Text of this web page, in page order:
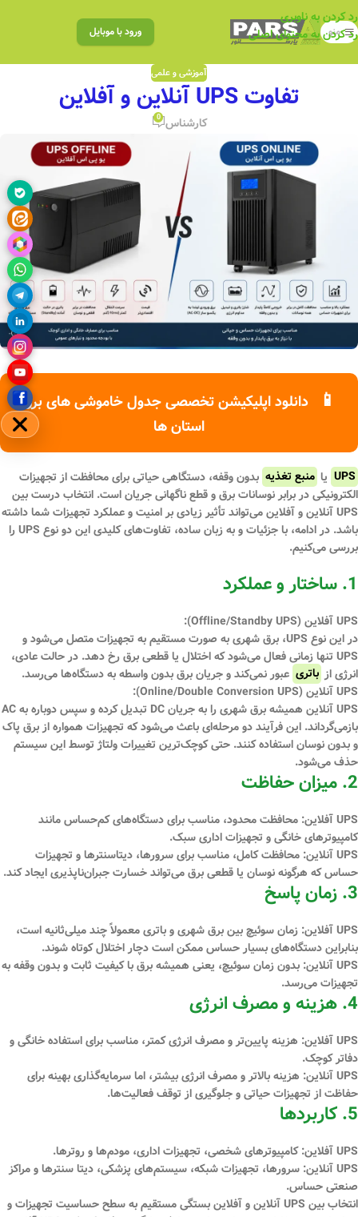
رد کردن به ناوبری
رد کردن به محتوای اصلی
منو ورود با موبایل
آموزشی و علمی
تفاوت UPS آنلاین و آفلاین
کارشناس 0
📱
دانلود اپلیکیشن تخصصی جدول خاموشی های برق
استان ها
UPS یا منبع تغذیه بدون وقفه، دستگاهی حیاتی برای محافظت از تجهیزات
الکترونیکی در برابر نوسانات برق و قطع ناگهانی جریان است. انتخاب درست بین
UPS آنلاین و آفلاین می‌تواند تأثیر زیادی بر امنیت و عملکرد تجهیزات شما داشته
باشد. در ادامه، با جزئیات و به زبان ساده، تفاوت‌های کلیدی این دو نوع UPS را
بررسی می‌کنیم.
1. ساختار و عملکرد
UPS آفلاین (Offline/Standby UPS):
در این نوع UPS، برق شهری به صورت مستقیم به تجهیزات متصل می‌شود و
UPS تنها زمانی فعال می‌شود که اختلال یا قطعی برق رخ دهد. در حالت عادی،
انرژی از باتری عبور نمی‌کند و جریان برق بدون واسطه به دستگاه‌ها می‌رسد.
UPS آنلاین (Online/Double Conversion UPS):
UPS آنلاین همیشه برق شهری را به جریان DC تبدیل کرده و سپس دوباره به AC
بازمی‌گرداند. این فرآیند دو مرحله‌ای باعث می‌شود که تجهیزات همواره از برق پاک
و بدون نوسان استفاده کنند. حتی کوچک‌ترین تغییرات ولتاژ توسط این سیستم
حذف می‌شود.
2. میزان حفاظت
UPS آفلاین:
محافظت محدود، مناسب برای دستگاه‌های کم‌حساس مانند
کامپیوترهای خانگی و تجهیزات اداری سبک.
UPS آنلاین:
محافظت کامل، مناسب برای سرورها، دیتاسنترها و تجهیزات
حساس که هرگونه نوسان یا قطعی برق می‌تواند خسارت جبران‌ناپذیری ایجاد کند.
3. زمان پاسخ
UPS آفلاین:
زمان سوئیچ بین برق شهری و باتری معمولاً چند میلی‌ثانیه است،
بنابراین دستگاه‌های بسیار حساس ممکن است دچار اختلال کوتاه شوند.
UPS آنلاین:
بدون زمان سوئیچ، یعنی همیشه برق با کیفیت ثابت و بدون وقفه به
تجهیزات می‌رسد.
4. هزینه و مصرف انرژی
UPS آفلاین:
هزینه پایین‌تر و مصرف انرژی کمتر، مناسب برای استفاده خانگی و
دفاتر کوچک.
UPS آنلاین:
هزینه بالاتر و مصرف انرژی بیشتر، اما سرمایه‌گذاری بهینه برای
حفاظت از تجهیزات حیاتی و جلوگیری از توقف فعالیت‌ها.
5. کاربردها
UPS آفلاین:
کامپیوترهای شخصی، تجهیزات اداری، مودم‌ها و روترها.
UPS آنلاین:
سرورها، تجهیزات شبکه، سیستم‌های پزشکی، دیتا سنترها و مراکز
صنعتی حساس.
انتخاب بین UPS آنلاین و آفلاین بستگی مستقیم به سطح حساسیت تجهیزات و